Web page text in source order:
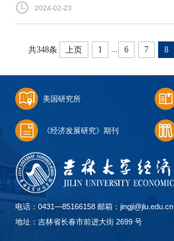
2024-02-23
共348条 上页 1 ... 6 7 8
美国研究所
《经济发展研究》期刊
电话：0431—85166158 邮箱：jingji@jlu.edu.cn
地址：吉林省长春市前进大街 2699 号